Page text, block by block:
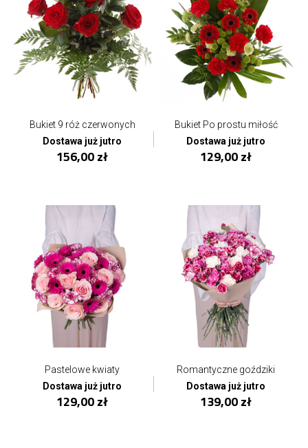
Bukiet 9 róż czerwonych
Dostawa już jutro
156,00 zł
Bukiet Po prostu miłość
Dostawa już jutro
129,00 zł
Pastelowe kwiaty
Dostawa już jutro
129,00 zł
Romantyczne goździki
Dostawa już jutro
139,00 zł